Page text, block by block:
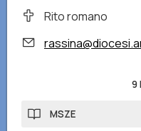
Rito romano
9
MSZE